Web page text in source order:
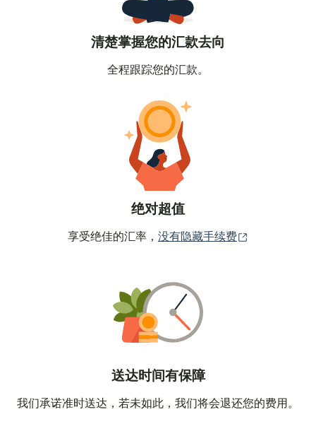
清楚掌握您的汇款去向
全程跟踪您的汇款。
绝对超值
享受绝佳的汇率， 没有隐藏手续费
送达时间有保障
我们承诺准时送达，若未如此，我们将会退还您的费用。